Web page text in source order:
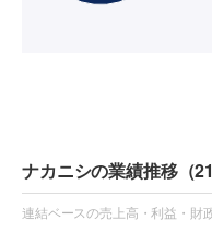
ナカニシの業績推移（
連結ベースの売上高・利益・財